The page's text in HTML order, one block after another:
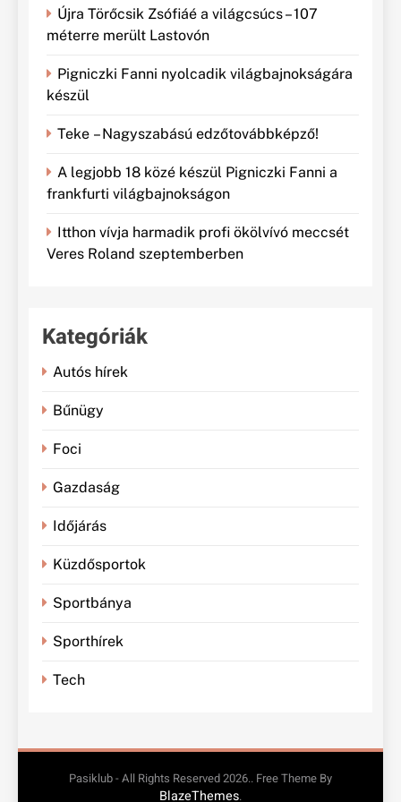
Újra Törőcsik Zsófiáé a világcsúcs – 107
méterre merült Lastovón
Pigniczki Fanni nyolcadik világbajnokságára
készül
Teke – Nagyszabású edzőtovábbképző!
A legjobb 18 közé készül Pigniczki Fanni a
frankfurti világbajnokságon
Itthon vívja harmadik profi ökölvívó meccsét
Veres Roland szeptemberben
Kategóriák
Autós hírek
Bűnügy
Foci
Gazdaság
Időjárás
Küzdősportok
Sportbánya
Sporthírek
Tech
Pasiklub - All Rights Reserved 2026.. Free Theme By
BlazeThemes.